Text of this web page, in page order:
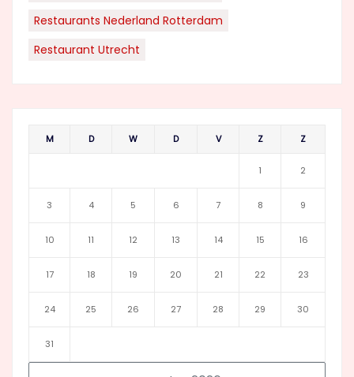
Restaurants Nederland Rotterdam
Restaurant Utrecht
M D W D V Z Z
1 2
3 4 5 6 7 8 9
10 11 12 13 14 15 16
17 18 19 20 21 22 23
24 25 26 27 28 29 30
31